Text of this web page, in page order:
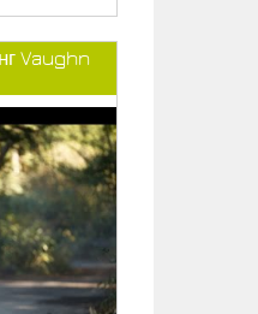
Vaughn